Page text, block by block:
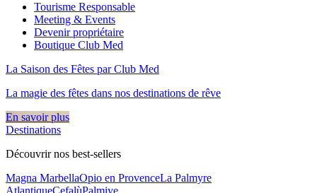
Tourisme Responsable
Meeting & Events
Devenir propriétaire
Boutique Club Med
La Saison des Fêtes par Club Med
La magie des fêtes dans nos destinations de rêve​
En savoir plus
Destinations
Découvrir nos best-sellers
Magna MarbellaOpio en ProvenceLa Palmyre